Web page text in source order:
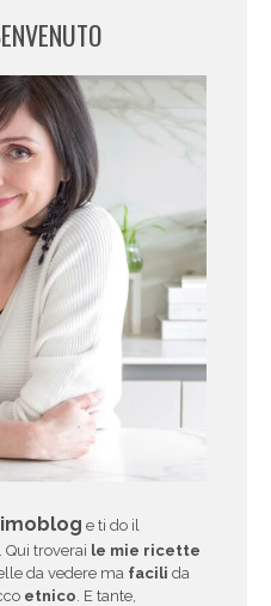
e ti do il
troverai le mie ricette
da vedere ma facili da
etnico . E tante,